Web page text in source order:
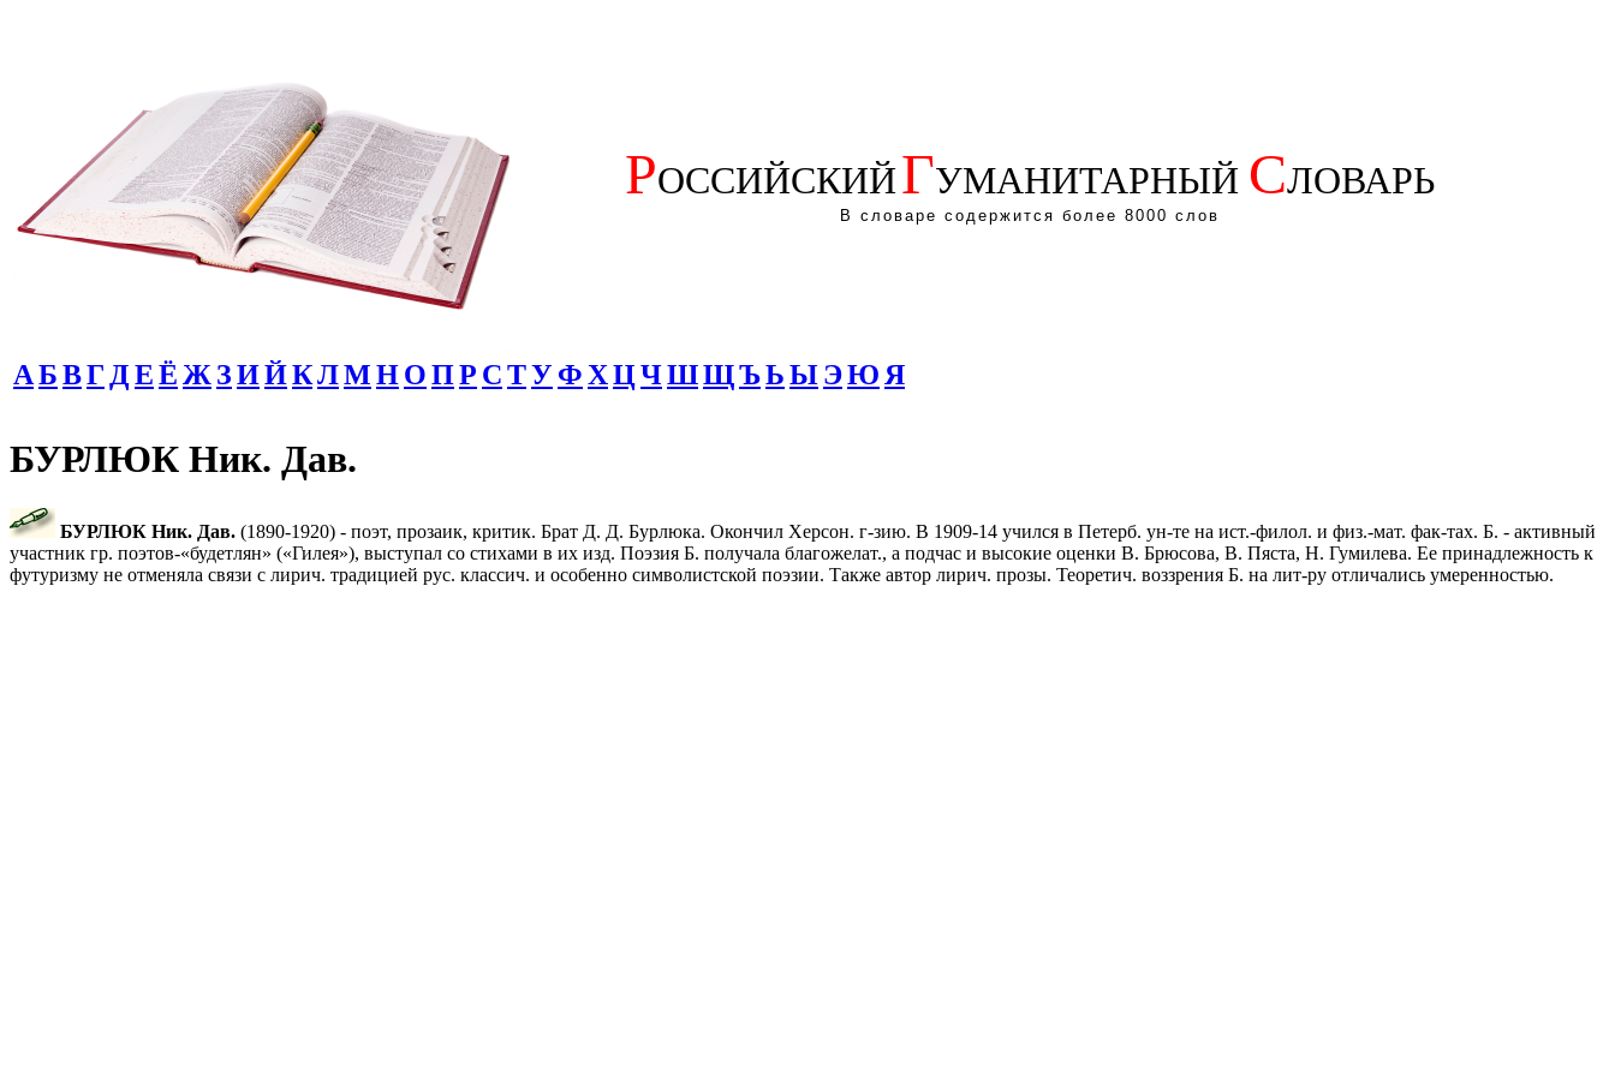
РОССИЙСКИЙГУМАНИТАРНЫЙ СЛОВАРЬ
В словаре содержится более 8000 слов
АБВГ ДЕЁ Ж ЗИЙКЛМНОПР СТУФ ХЦЧШЩЪЬЫЭЮ Я
БУРЛЮК Ник. Дав.
БУРЛЮК Ник. Дав. (1890-1920) - поэт, прозаик, критик. Брат Д. Д. Бурлюка. Окончил Херсон. г-зию. В 1909-14 учился в Петерб. ун-те на ист.-филол. и физ.-мат. фак-тах. Б. - активный
участник гр. поэтов-«будетлян» («Гилея»), выступал со стихами в их изд. Поэзия Б. получала благожелат., а подчас и высокие оценки В. Брюсова, В. Пяста, Н. Гумилева. Ее принадлежность к
футуризму не отменяла связи с лирич. традицией рус. классич. и особенно символистской поэзии. Также автор лирич. прозы. Теоретич. воззрения Б. на лит-ру отличались умеренностью.